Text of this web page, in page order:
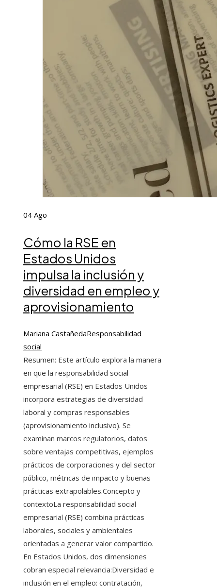
04 Ago
Cómo la RSE en
Estados Unidos
impulsa la inclusión y
diversidad en empleo y
aprovisionamiento
Mariana CastañedaResponsabilidad
social
Resumen: Este artículo explora la manera
en que la responsabilidad social
empresarial (RSE) en Estados Unidos
incorpora estrategias de diversidad
laboral y compras responsables
(aprovisionamiento inclusivo). Se
examinan marcos regulatorios, datos
sobre ventajas competitivas, ejemplos
prácticos de corporaciones y del sector
público, métricas de impacto y buenas
prácticas extrapolables.Concepto y
contextoLa responsabilidad social
empresarial (RSE) combina prácticas
laborales, sociales y ambientales
orientadas a generar valor compartido.
En Estados Unidos, dos dimensiones
cobran especial relevancia:Diversidad e
inclusión en el empleo: contratación,